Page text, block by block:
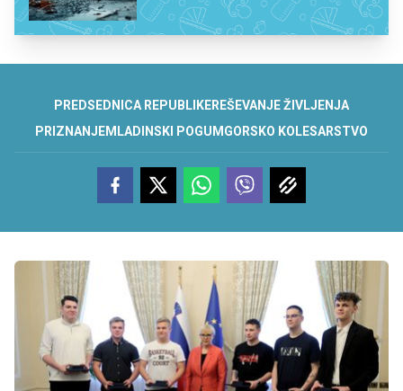
PREDSEDNICA REPUBLIKEREŠEVANJE ŽIVLJENJA
PRIZNANJEMLADINSKI POGUM GORSKO KOLESARSTVO